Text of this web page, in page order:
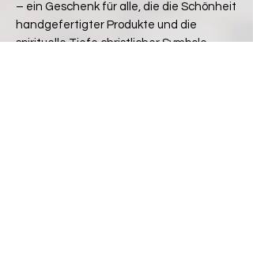
– ein Geschenk für alle, die die Schönheit
handgefertigter Produkte und die
spirituelle Tiefe christlicher Symbole